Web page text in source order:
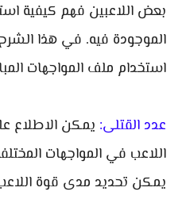
بعض اللاعبين فهم كيفية
الموجودة فيه. في هذا
استخدام ملف المواجهات
عدد القتلى: يمكن الاطلاع
اللاعب في المواجهات
يمكن تحديد مدى قوة